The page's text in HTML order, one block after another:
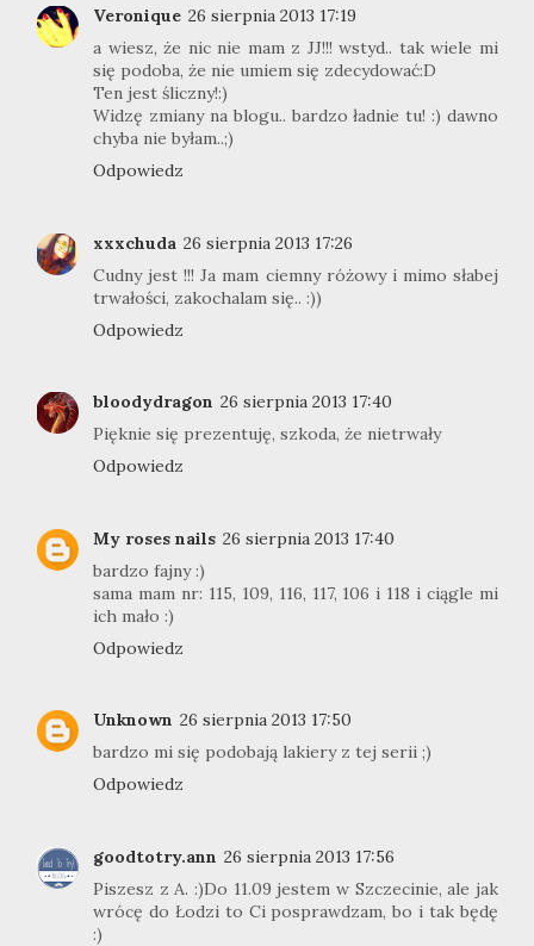
Veronique 26 sierpnia 2013 17:19
a wiesz, że nic nie mam z JJ!!! wstyd.. tak wiele mi
się podoba, że nie umiem się zdecydować:D
Ten jest śliczny!:)
Widzę zmiany na blogu.. bardzo ładnie tu! :) dawno
chyba nie byłam..;)
Odpowiedz
xxxchuda 26 sierpnia 2013 17:26
Cudny jest !!! Ja mam ciemny różowy i mimo słabej
trwałości, zakochalam się.. :))
Odpowiedz
bloodydragon 26 sierpnia 2013 17:40
Pięknie się prezentuję, szkoda, że nietrwały
Odpowiedz
My roses nails 26 sierpnia 2013 17:40
bardzo fajny :)
sama mam nr: 115, 109, 116, 117, 106 i 118 i ciągle mi
ich mało :)
Odpowiedz
Unknown 26 sierpnia 2013 17:50
bardzo mi się podobają lakiery z tej serii ;)
Odpowiedz
goodtotry.ann 26 sierpnia 2013 17:56
Piszesz z A. :)Do 11.09 jestem w Szczecinie, ale jak
wrócę do Łodzi to Ci posprawdzam, bo i tak będę
:)